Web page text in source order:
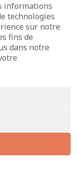
membres de la
la façon dont vous
Qu’est-ce qui est
? Qu’est-ce
de vue de vos
? Une telle
la suite quand vous
informations
technologies
sur notre
fins de
dans notre